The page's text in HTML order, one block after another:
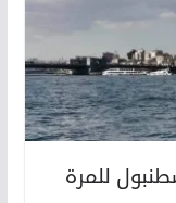
للمرة